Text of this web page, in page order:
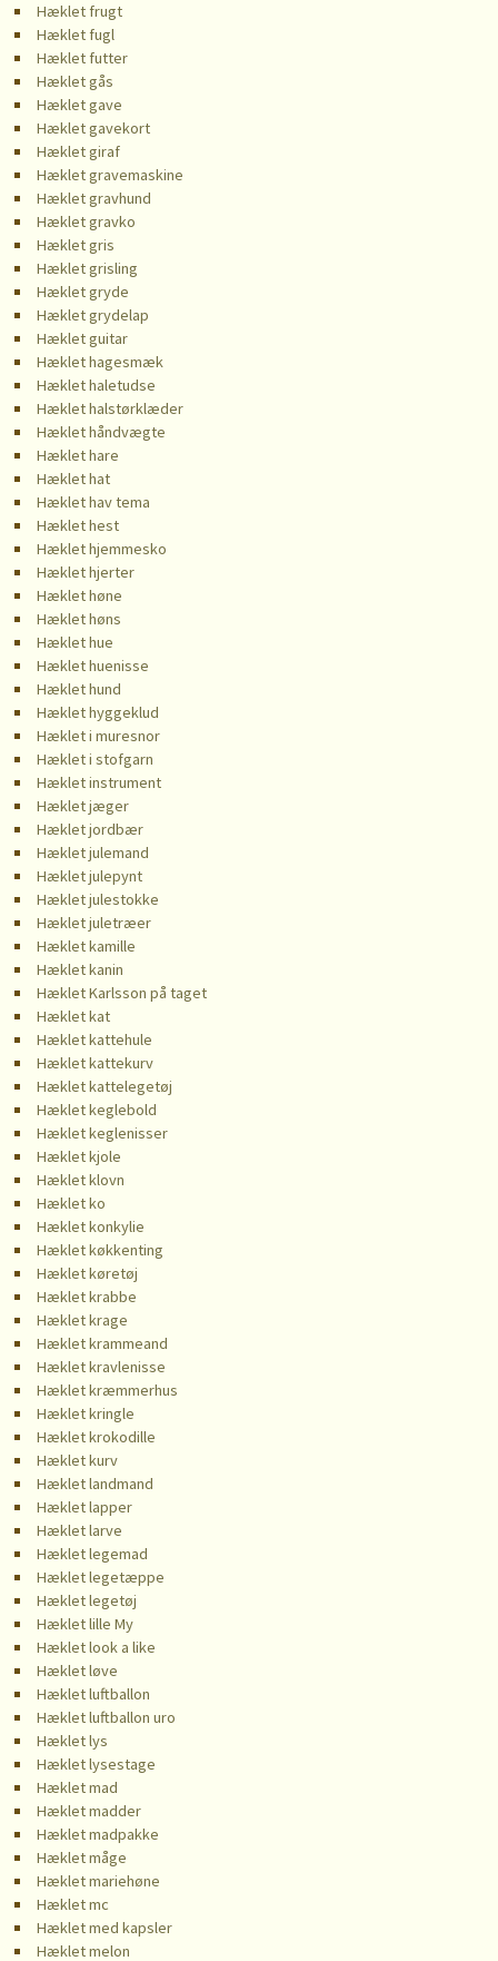
Hæklet frugt
Hæklet fugl
Hæklet futter
Hæklet gås
Hæklet gave
Hæklet gavekort
Hæklet giraf
Hæklet gravemaskine
Hæklet gravhund
Hæklet gravko
Hæklet gris
Hæklet grisling
Hæklet gryde
Hæklet grydelap
Hæklet guitar
Hæklet hagesmæk
Hæklet haletudse
Hæklet halstørklæder
Hæklet håndvægte
Hæklet hare
Hæklet hat
Hæklet hav tema
Hæklet hest
Hæklet hjemmesko
Hæklet hjerter
Hæklet høne
Hæklet høns
Hæklet hue
Hæklet huenisse
Hæklet hund
Hæklet hyggeklud
Hæklet i muresnor
Hæklet i stofgarn
Hæklet instrument
Hæklet jæger
Hæklet jordbær
Hæklet julemand
Hæklet julepynt
Hæklet julestokke
Hæklet juletræer
Hæklet kamille
Hæklet kanin
Hæklet Karlsson på taget
Hæklet kat
Hæklet kattehule
Hæklet kattekurv
Hæklet kattelegetøj
Hæklet keglebold
Hæklet keglenisser
Hæklet kjole
Hæklet klovn
Hæklet ko
Hæklet konkylie
Hæklet køkkenting
Hæklet køretøj
Hæklet krabbe
Hæklet krage
Hæklet krammeand
Hæklet kravlenisse
Hæklet kræmmerhus
Hæklet kringle
Hæklet krokodille
Hæklet kurv
Hæklet landmand
Hæklet lapper
Hæklet larve
Hæklet legemad
Hæklet legetæppe
Hæklet legetøj
Hæklet lille My
Hæklet look a like
Hæklet løve
Hæklet luftballon
Hæklet luftballon uro
Hæklet lys
Hæklet lysestage
Hæklet mad
Hæklet madder
Hæklet madpakke
Hæklet måge
Hæklet mariehøne
Hæklet mc
Hæklet med kapsler
Hæklet melon